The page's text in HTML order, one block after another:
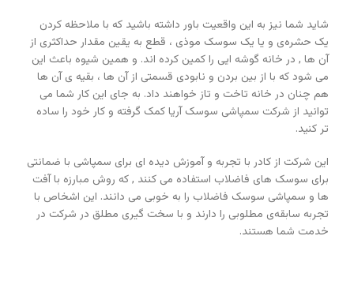
شاید شما نیز به این واقعیت باور داشته باشید که با ملاحظه کردن
یک حشره‌ی و یا یک سوسک موذی ، قطع به یقین مقدار حداکثری از
آن ها , در خانه گوشه ایی را کمین کرده ‌اند. و همین شیوه باعث این
می ‌شود که با از بین بردن و نابودی قسمتی از آن ها ، بقیه ‌ی آن ها
هم چنان در خانه تاخت و تاز خواهند داد. به‌ جای این کار شما می‌
توانید از شرکت سمپاشی سوسک آریا کمک گرفته و کار خود را ساده‌
تر کنید.
این شرکت‌ از کادر با تجربه و آموزش دیده ای برای سمپاشی با ضمانتی
برای سوسک های فاضلاب استفاده می کنند , که روش مبارزه با آفت
ها و سمپاشی سوسک فاضلاب را به خوبی می دانند. این اشخاص با
تجربه سابقه‌ی مطلوبی را دارند و با سخت‌ گیری مطلق در شرکت در
خدمت شما هستند.